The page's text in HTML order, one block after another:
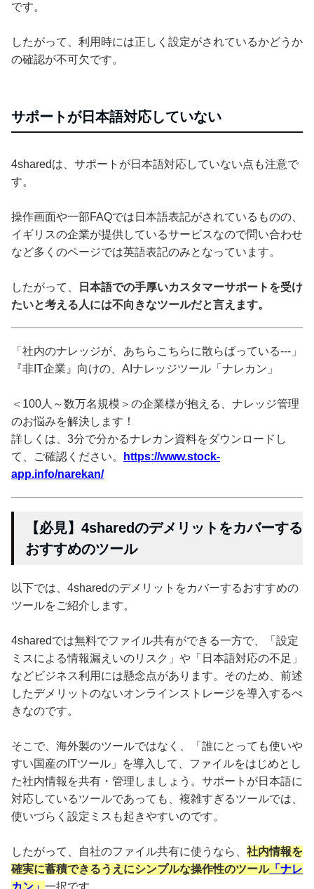
です。
したがって、利用時には正しく設定がされているかどうか
の確認が不可欠です。
サポートが日本語対応していない
4sharedは、サポートが日本語対応していない点も注意で
す。
操作画面や一部FAQでは日本語表記がされているものの、
イギリスの企業が提供しているサービスなので問い合わせ
など多くのページでは英語表記のみとなっています。
したがって、
日本語での手厚いカスタマーサポートを受け
たいと考える人には不向きなツールだと言えます。
「社内のナレッジが、あちらこちらに散らばっている---」
『非IT企業』向けの、AIナレッジツール「ナレカン」
＜100人～数万名規模＞の企業様が抱える、ナレッジ管理
のお悩みを解決します！
詳しくは、3分で分かるナレカン資料をダウンロードし
て、ご確認ください。
https://www.stock-
app.info/narekan/
【必見】4sharedのデメリットをカバーする
おすすめのツール
以下では、4sharedのデメリットをカバーするおすすめの
ツールをご紹介します。
4sharedでは無料でファイル共有ができる一方で、「設定
ミスによる情報漏えいのリスク」や「日本語対応の不足」
などビジネス利用には懸念点があります。そのため、前述
したデメリットのないオンラインストレージを導入するべ
きなのです。
そこで、海外製のツールではなく、「誰にとっても使いや
すい国産のITツール」を導入して、ファイルをはじめとし
た社内情報を共有・管理しましょう。サポートが日本語に
対応しているツールであっても、複雑すぎるツールでは、
使いづらく設定ミスも起きやすいのです。
したがって、自社のファイル共有に使うなら、 社内情報を
確実に蓄積できるうえにシンプルな操作性のツール「ナレ